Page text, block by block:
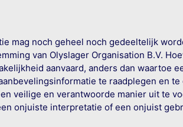
mag noch geheel noch gedeeltelijk
van Olyslager Organisation B.V.
aanvaard, anders dan
te raadplegen en
veilige en verantwoorde manier uit te
onjuiste interpretatie of een onjuist